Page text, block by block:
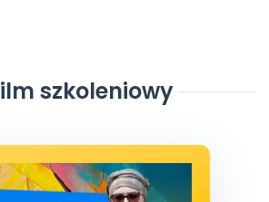
szkoleniowy